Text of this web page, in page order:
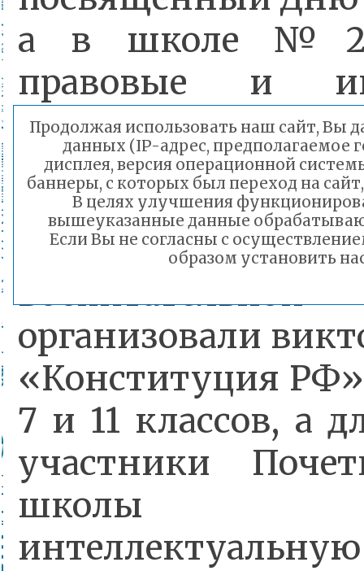
а в школе №23
правовые и
уроки «Права
«Азбука прав
В школе
организовали
«Конституция
7 и 11 классов, а
участники
школы
Продолжая использовать наш сайт, Вы
данных (IP-адрес, предполагаемое
дисплея, версия операционной
баннеры, с которых был переход на
В целях улучшения
вышеуказанные данные
Если Вы не согласны с
образом установить